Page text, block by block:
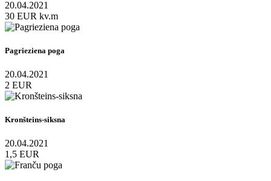
20.04.2021
30 EUR kv.m
Pagrieziena poga
20.04.2021
2 EUR
Kronšteins-siksna
20.04.2021
1,5 EUR